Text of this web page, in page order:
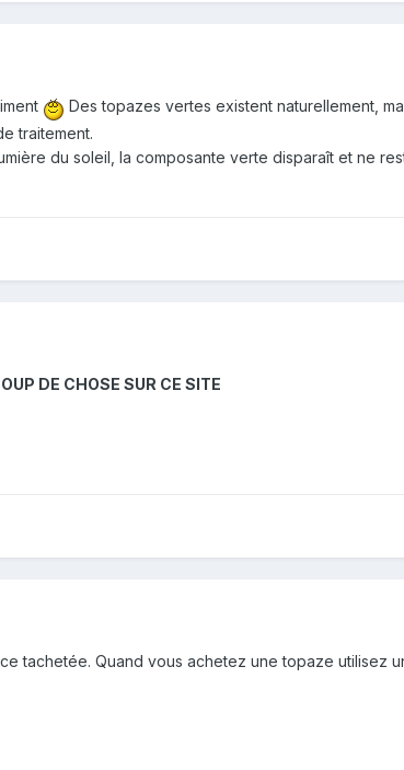
Des topazes vertes existent naturellement,
traitement.
du soleil, la composante verte disparaît et ne
DE CHOSE SUR CE SITE
tachetée. Quand vous achetez une topaze utilisez